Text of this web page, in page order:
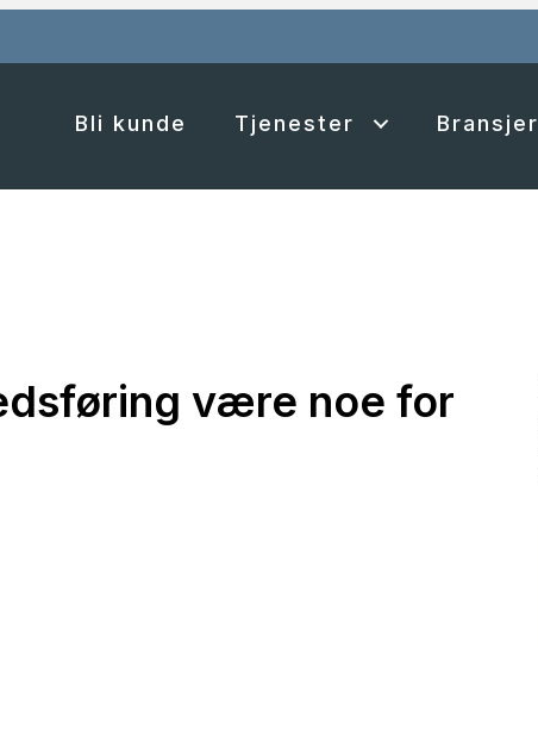
Bli kunde Tjenester Bransjer
være noe for